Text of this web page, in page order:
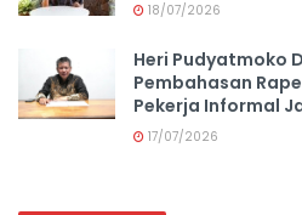
18/07/2026
Heri Pudyatmoko
Pembahasan
Pekerja Informal
17/07/2026